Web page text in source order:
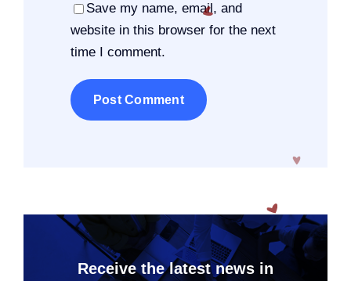
Save my name, email, and
website in this browser for the next
time I comment.
Receive the latest news in